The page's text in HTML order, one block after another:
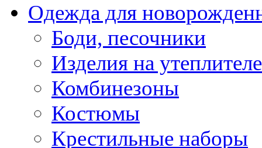
Одежда для
Боди, песочники
Изделия на утеплителе
Комбинезоны
Костюмы
Крестильные наборы